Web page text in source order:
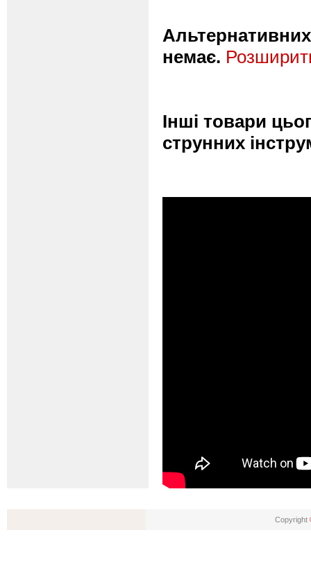
Альтернативних
немає.
Інші товари
струнних
Copyright